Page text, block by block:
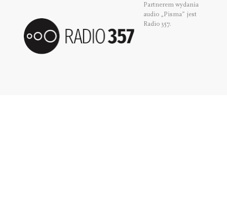
Partnerem wydania
audio „Pisma” jest
Radio 357.